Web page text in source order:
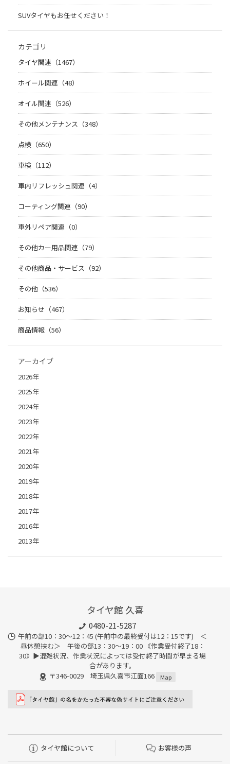
SUVタイヤもお任せください！
カテゴリ
タイヤ関連（1467）
ホイール関連（48）
オイル関連（526）
その他メンテナンス（348）
点検（650）
車検（112）
車内リフレッシュ関連（4）
コーティング関連（90）
車外リペア関連（0）
その他カー用品関連（79）
その他商品・サービス（92）
その他（536）
お知らせ（467）
商品情報（56）
アーカイブ
2026年
2025年
2024年
2023年
2022年
2021年
2020年
2019年
2018年
2017年
2016年
2013年
タイヤ館 久喜
0480-21-5287
午前の部10：30～12：45 (午前中の最終受付は12：15です) ＜
昼休憩挟む＞ 午後の部13：30～19：00 《作業受付終了18：
30》▶︎混雑状況、作業状況によっては受付終了時間が早まる場
合があります。
〒346-0029 埼玉県久喜市江面166
Map
タイヤ館について お客様の声